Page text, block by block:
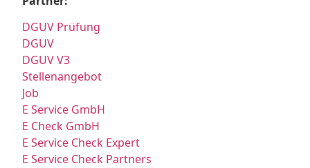
DGUV Prüfung
DGUV
DGUV V3
Stellenangebot
Job
E Service GmbH
E Check GmbH
E Service Check Expert
E Service Check Partners